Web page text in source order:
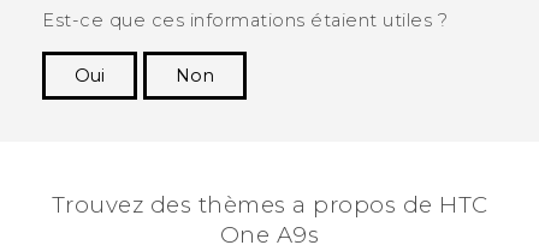
Est-ce que ces informations étaient utiles ?
Oui
Non
Trouvez des thèmes a propos de HTC
One A9s